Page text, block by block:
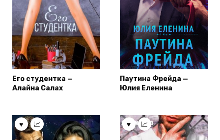
Его студентка —
Алайна Салах
Паутина Фрейда —
Юлия Еленина